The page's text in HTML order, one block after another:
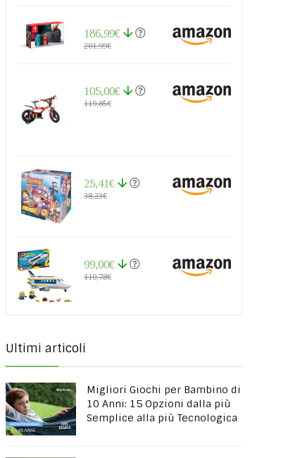
186,99€
201,99€
105,00€
119,85€
25,41€
38,23€
99,00€
110,78€
Ultimi articoli
Migliori Giochi per Bambino di
10 Anni: 15 Opzioni dalla più
Semplice alla più Tecnologica